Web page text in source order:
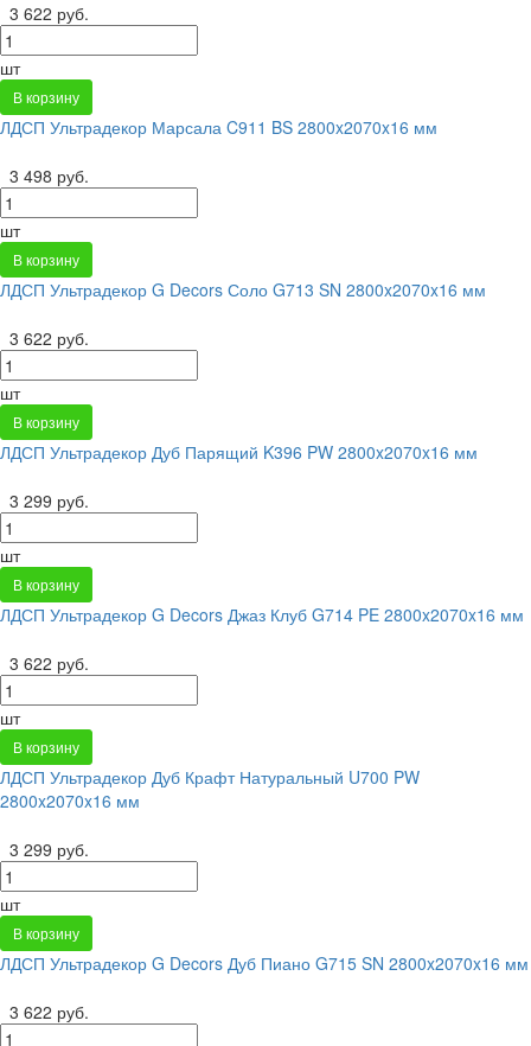
3 622 руб.
шт
В корзину
ЛДСП Ультрадекор Марсала C911 BS 2800x2070x16 мм
3 498 руб.
шт
В корзину
ЛДСП Ультрадекор G Decors Соло G713 SN 2800x2070x16 мм
3 622 руб.
шт
В корзину
ЛДСП Ультрадекор Дуб Парящий K396 PW 2800x2070x16 мм
3 299 руб.
шт
В корзину
ЛДСП Ультрадекор G Decors Джаз Клуб G714 PE 2800x2070x16 мм
3 622 руб.
шт
В корзину
ЛДСП Ультрадекор Дуб Крафт Натуральный U700 PW
2800x2070x16 мм
3 299 руб.
шт
В корзину
ЛДСП Ультрадекор G Decors Дуб Пиано G715 SN 2800x2070x16 мм
3 622 руб.